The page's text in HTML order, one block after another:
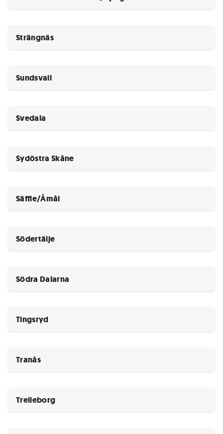
Strängnäs
Sundsvall
Svedala
Sydöstra Skåne
Säffle/Åmål
Södertälje
Södra Dalarna
Tingsryd
Tranås
Trelleborg